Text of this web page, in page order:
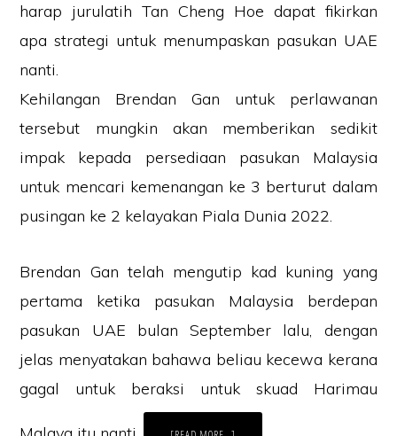
harap jurulatih Tan Cheng Hoe dapat fikirkan
apa strategi untuk menumpaskan pasukan UAE
nanti.
Kehilangan Brendan Gan untuk perlawanan
tersebut mungkin akan memberikan sedikit
impak kepada persediaan pasukan Malaysia
untuk mencari kemenangan ke 3 berturut dalam
pusingan ke 2 kelayakan Piala Dunia 2022.
Brendan Gan telah mengutip kad kuning yang
pertama ketika pasukan Malaysia berdepan
pasukan UAE bulan September lalu, dengan
jelas menyatakan bahawa beliau kecewa kerana
gagal untuk beraksi untuk skuad Harimau